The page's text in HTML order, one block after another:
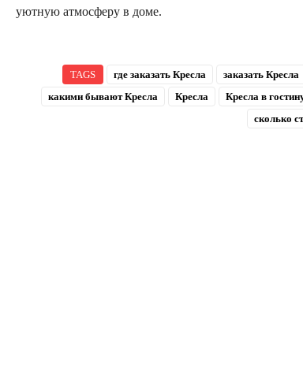
уютную атмосферу в доме.
TAGS где заказать Кресла заказать Кресла
какими бывают Кресла
Кресла Кресла в
сколько